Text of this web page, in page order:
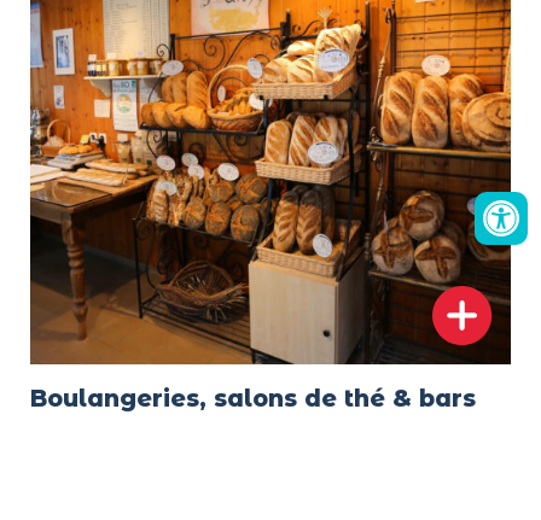
Boulangeries, salons de thé & bars